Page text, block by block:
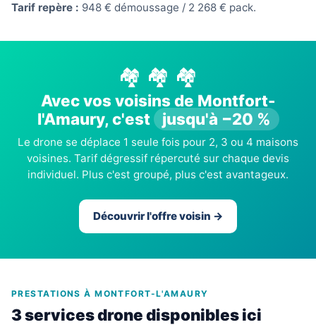
Tarif repère : 948 € démoussage / 2 268 € pack.
🏘️ 🏘️ 🏘️
Avec vos voisins de Montfort-
l'Amaury, c'est
jusqu'à −20 %
Le drone se déplace 1 seule fois pour 2, 3 ou 4 maisons
voisines. Tarif dégressif répercuté sur chaque devis
individuel. Plus c'est groupé, plus c'est avantageux.
Découvrir l'offre voisin →
PRESTATIONS À MONTFORT-L'AMAURY
3 services drone disponibles ici